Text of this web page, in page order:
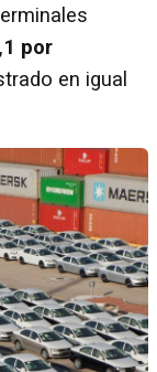
por
en igual